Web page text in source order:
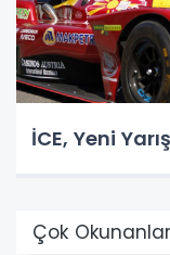
İCE, Yeni
Çok Okunanlar